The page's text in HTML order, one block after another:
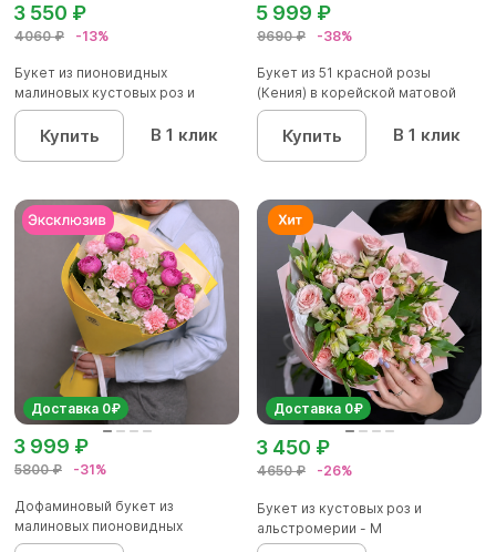
4060 ₽ -13%
3 550 ₽
Букет из пионовидных
малиновых кустовых роз и
альстроме...
Купить В 1 клик
9690 ₽ -38%
5 999 ₽
Букет из 51 красной розы
(Кения) в корейской матовой
уп...
Купить В 1 клик
Доставка 0₽
5800 ₽ -31%
3 999 ₽
Дофаминовый букет из
малиновых пионовидных
кустовых роз...
Доставка 0₽
4650 ₽ -26%
3 450 ₽
Букет из кустовых роз и
альстромерии - М